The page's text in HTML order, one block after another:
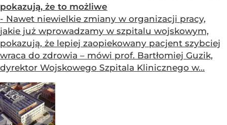
pokazują, że to możliwe
- Nawet niewielkie zmiany w organizacji pracy,
jakie już wprowadzamy w szpitalu wojskowym,
pokazują, że lepiej zaopiekowany pacjent szybciej
wraca do zdrowia – mówi prof. Bartłomiej Guzik,
dyrektor Wojskowego Szpitala Klinicznego w...